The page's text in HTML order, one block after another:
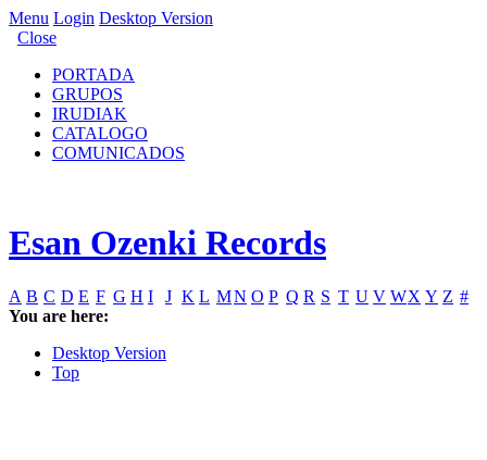
Menu Login Desktop Version
Close
PORTADA
GRUPOS
IRUDIAK
CATALOGO
COMUNICADOS
Esan Ozenki Records
A B C D E F G H I J K L MN O P Q R S T U V WX Y Z #
You are here:
Desktop Version
Top